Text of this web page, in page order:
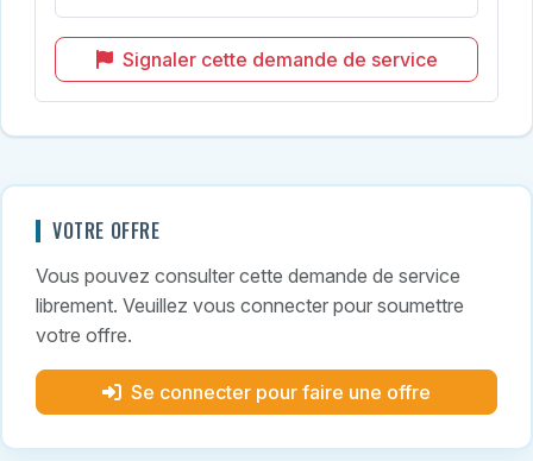
Signaler cette demande de service
VOTRE OFFRE
Vous pouvez consulter cette demande de service
librement. Veuillez vous connecter pour soumettre
votre offre.
Se connecter pour faire une offre